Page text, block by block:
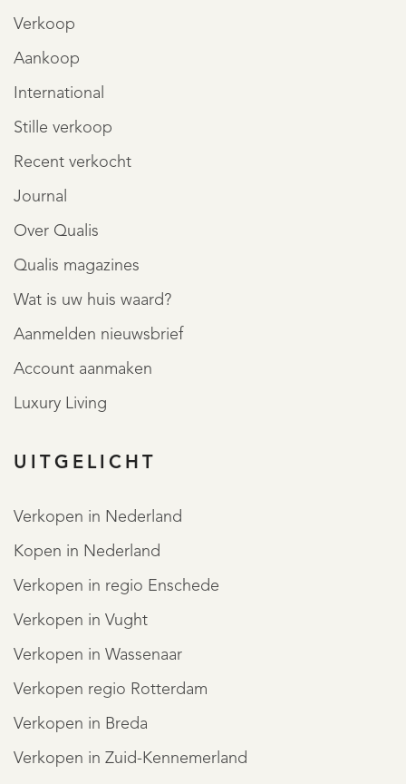
Verkoop
Aankoop
International
Stille verkoop
Recent verkocht
Journal
Over Qualis
Qualis magazines
Wat is uw huis waard?
Aanmelden nieuwsbrief
Account aanmaken
Luxury Living
UITGELICHT
Verkopen in Nederland
Kopen in Nederland
Verkopen in regio Enschede
Verkopen in Vught
Verkopen in Wassenaar
Verkopen regio Rotterdam
Verkopen in Breda
Verkopen in Zuid-Kennemerland
REGISTREER